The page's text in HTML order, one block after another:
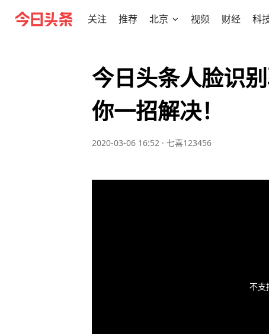
关注 推荐 北京 视频 财经 科
今日头条人脸识
你一招解决！
2020-03-06 16:52 · 七喜123456
不支